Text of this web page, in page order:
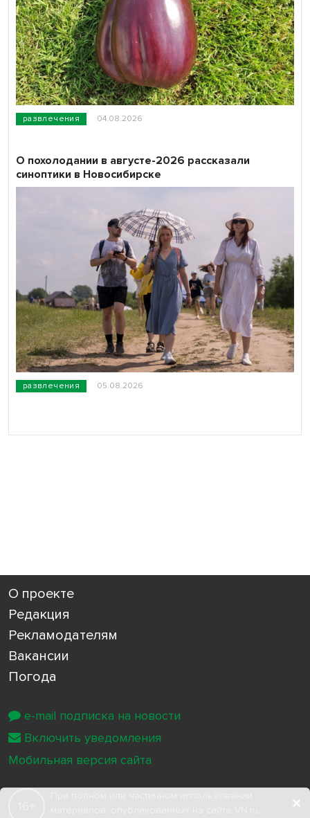
развлечения 04.08.2026
развлечения 05.08.2026
О похолодании в августе-2026 рассказали
синоптики в Новосибирске
О проекте
Редакция
Рекламодателям
Вакансии
Погода
e-mail подписка на новости
Включить уведомления
Мобильная версия сайта